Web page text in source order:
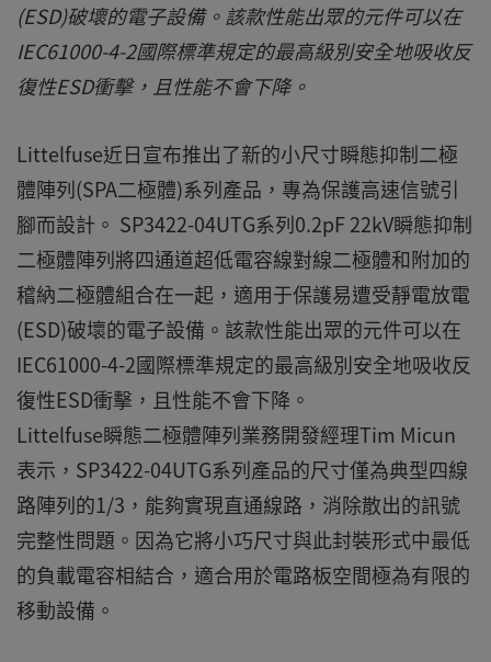
(ESD)破壞的電子設備。該款性能出眾的元件可以在
IEC61000-4-2國際標準規定的最高級別安全地吸收反
復性ESD衝擊，且性能不會下降。
Littelfuse近日宣布推出了新的小尺寸瞬態抑制二極
體陣列(SPA二極體)系列產品，專為保護高速信號引
腳而設計。 SP3422-04UTG系列0.2pF 22kV瞬態抑制
二極體陣列將四通道超低電容線對線二極體和附加的
稽納二極體組合在一起，適用于保護易遭受靜電放電
(ESD)破壞的電子設備。該款性能出眾的元件可以在
IEC61000-4-2國際標準規定的最高級別安全地吸收反
復性ESD衝擊，且性能不會下降。
Littelfuse瞬態二極體陣列業務開發經理Tim Micun
表示，SP3422-04UTG系列產品的尺寸僅為典型四線
路陣列的1/3，能夠實現直通線路，消除散出的訊號
完整性問題。因為它將小巧尺寸與此封裝形式中最低
的負載電容相結合，適合用於電路板空間極為有限的
移動設備。